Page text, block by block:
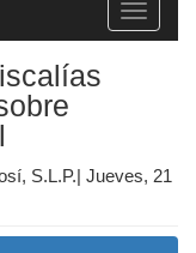
Toggle
S.L.P.| Jueves, 21